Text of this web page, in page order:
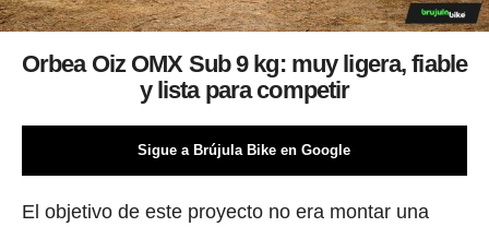
Orbea Oiz OMX Sub 9 kg: muy ligera, fiable
y lista para competir
Sigue a Brújula Bike en Google
El objetivo de este proyecto no era montar una